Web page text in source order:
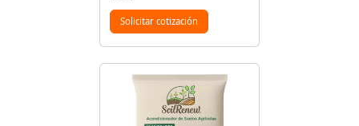
Solicitar cotización